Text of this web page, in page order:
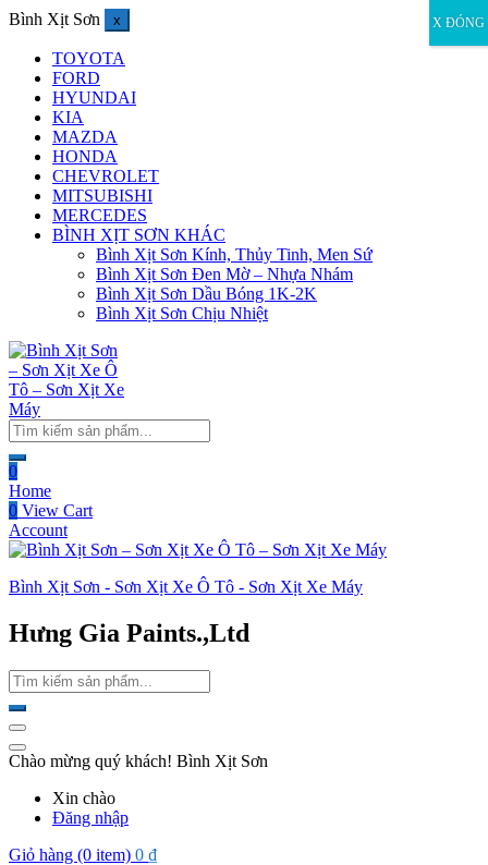
Bình Xịt Sơn x
TOYOTA
FORD
HYUNDAI
KIA
MAZDA
HONDA
CHEVROLET
MITSUBISHI
MERCEDES
BÌNH XỊT SƠN KHÁC
Bình Xịt Sơn Kính, Thủy Tinh, Men Sứ
Bình Xịt Sơn Đen Mờ – Nhựa Nhám
Bình Xịt Sơn Dầu Bóng 1K-2K
Bình Xịt Sơn Chịu Nhiệt
0
Home
0 View Cart
Account
Bình Xịt Sơn - Sơn Xịt Xe Ô Tô - Sơn Xịt Xe Máy
Hưng Gia Paints.,Ltd
Chào mừng quý khách! Bình Xịt Sơn
Xin chào
Đăng nhập
Giỏ hàng (0 item) 0 ₫
X ĐÓNG